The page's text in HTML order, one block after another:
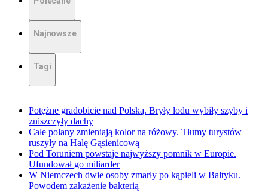
Najnowsze
Tagi
Potężne gradobicie nad Polską. Bryły lodu wybiły szyby i
zniszczyły dachy
Całe polany zmieniają kolor na różowy. Tłumy turystów
ruszyły na Halę Gąsienicową
Pod Toruniem powstaje najwyższy pomnik w Europie.
Ufundował go miliarder
W Niemczech dwie osoby zmarły po kąpieli w Bałtyku.
Powodem zakażenie bakterią